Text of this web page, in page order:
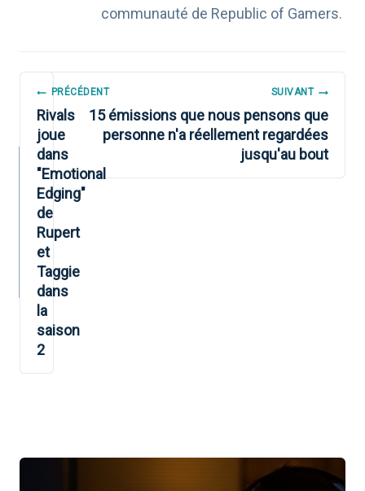
communauté de Republic of Gamers.
NAVIGATION
DE
L’ARTICLE
PRÉCÉDENT
Rivals
joue
dans
"Emotional
Edging"
de
Rupert
et
Taggie
dans
la
saison
2
SUIVANT
15 émissions que nous pensons que
personne n'a réellement regardées
jusqu'au bout